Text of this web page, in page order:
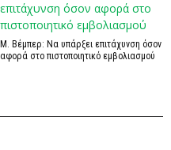
Μ. Βέμπερ: Να υπάρξει επιτάχυνση όσον
αφορά στο πιστοποιητικό εμβολιασμού